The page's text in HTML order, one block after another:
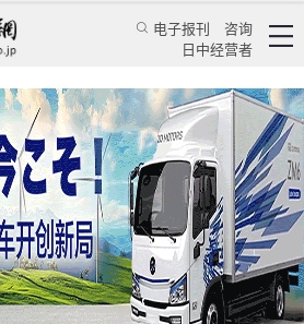
电子报刊
咨询
日中经营者
做出不一样口味的蘸面
CCTV